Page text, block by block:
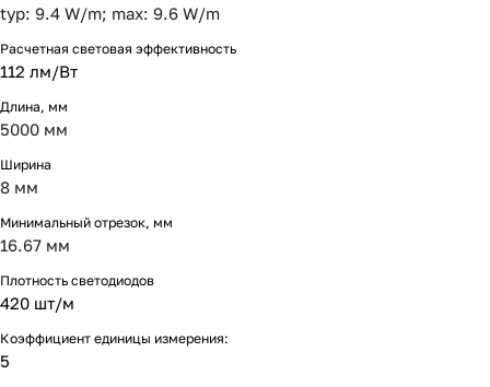
typ: 9.4 W/m; max: 9.6 W/m
Расчетная световая эффективность
112 лм/Вт
Длина, мм
5000 мм
Ширина
8 мм
Минимальный отрезок, мм
16.67 мм
Плотность светодиодов
420 шт/м
Коэффициент единицы измерения:
5